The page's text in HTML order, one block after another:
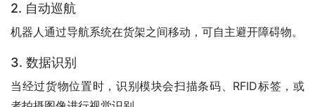
2. 自动巡航
机器人通过导航系统在货架之间移动，可自主避开障碍物。
3. 数据识别
当经过货物位置时，识别模块会扫描条码、RFID标签，或